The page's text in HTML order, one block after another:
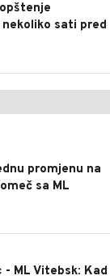
sati pred
promjenu na
sa ML
ML Vitebsk: Kad